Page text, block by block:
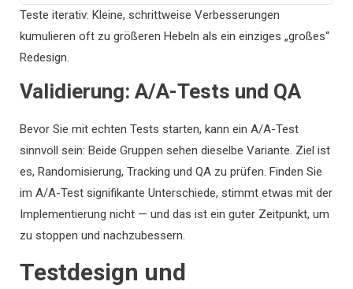
Teste iterativ: Kleine, schrittweise Verbesserungen
kumulieren oft zu größeren Hebeln als ein einziges „großes“
Redesign.
Validierung: A/A-Tests und QA
Bevor Sie mit echten Tests starten, kann ein A/A-Test
sinnvoll sein: Beide Gruppen sehen dieselbe Variante. Ziel ist
es, Randomisierung, Tracking und QA zu prüfen. Finden Sie
im A/A-Test signifikante Unterschiede, stimmt etwas mit der
Implementierung nicht — und das ist ein guter Zeitpunkt, um
zu stoppen und nachzubessern.
Testdesign und